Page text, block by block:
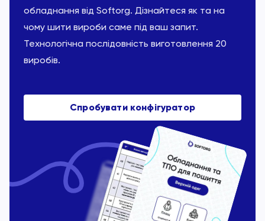
обладнання від Softorg. Дізнайтеся як та на
чому шити вироби саме під ваш запит.
Технологічна послідовність виготовлення 20
виробів.
Спробувати конфігуратор